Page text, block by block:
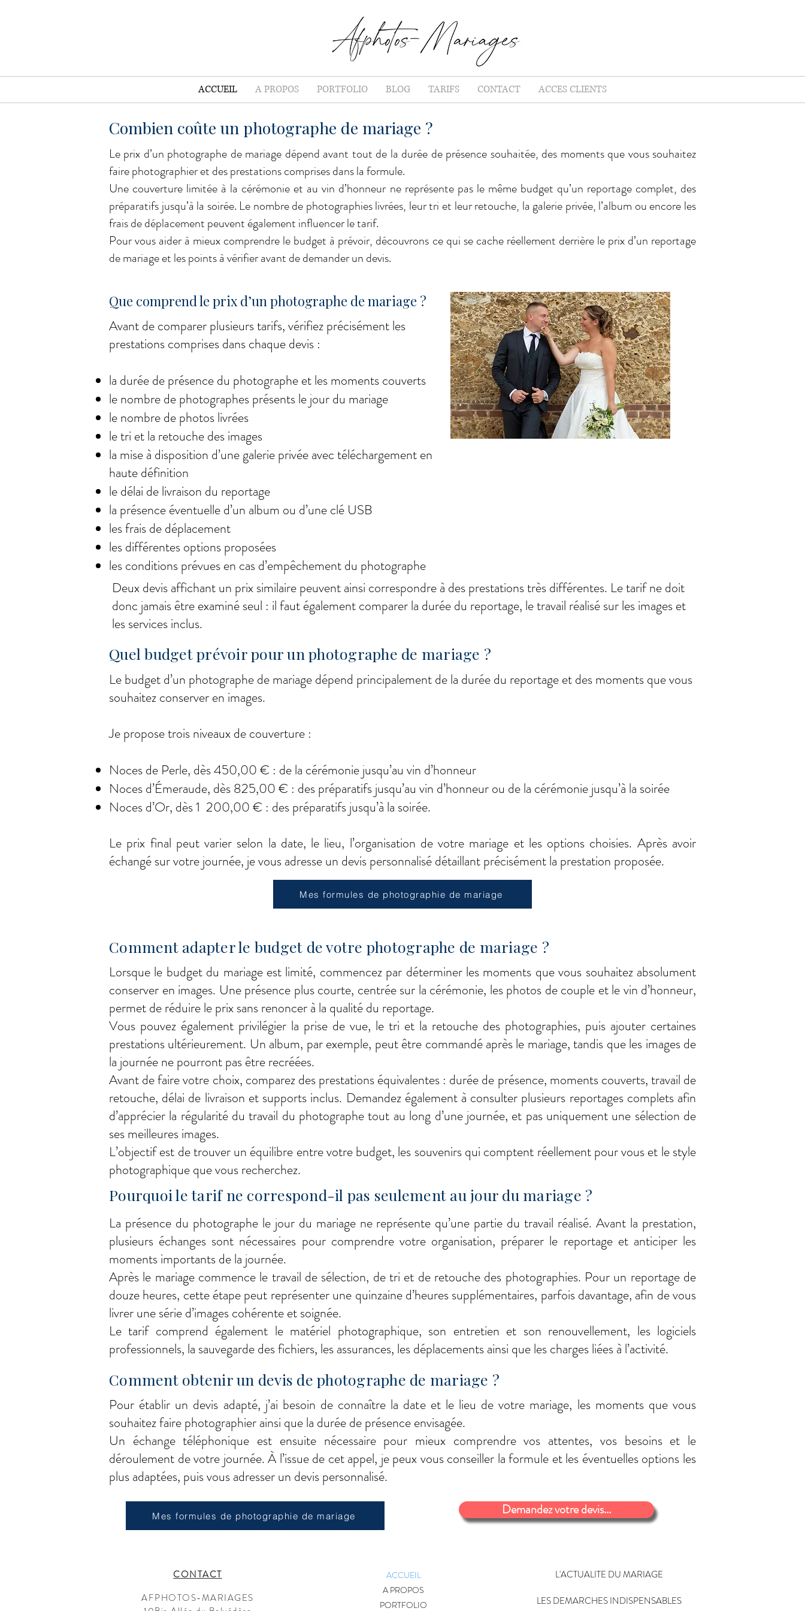
ACCUEIL A PROPOS PORTFOLIO BLOG TARIFS CONTACT ACCES CLIENTS
Combien coûte un photographe de mariage ?
Le prix d’un photographe de mariage dépend avant tout de la durée de présence souhaitée, des moments que vous souhaitez
faire photographier et des prestations comprises dans la formule.
Une couverture limitée à la cérémonie et au vin d’honneur ne représente pas le même budget qu’un reportage complet, des
préparatifs jusqu’à la soirée. Le nombre de photographies livrées, leur tri et leur retouche, la galerie privée, l’album ou encore les
frais de déplacement peuvent également influencer le tarif.
Pour vous aider à mieux comprendre le budget à prévoir, découvrons ce qui se cache réellement derrière le prix d’un reportage
de mariage et les points à vérifier avant de demander un devis.
Que comprend le prix d’un photographe de mariage ?
Avant de comparer plusieurs tarifs, vérifiez précisément les
prestations comprises dans chaque devis :
la durée de présence du photographe et les moments couverts
le nombre de photographes présents le jour du mariage
le nombre de photos livrées
le tri et la retouche des images
la mise à disposition d’une galerie privée avec téléchargement en
haute définition
le délai de livraison du reportage
la présence éventuelle d’un album ou d’une clé USB
les frais de déplacement
les différentes options proposées
les conditions prévues en cas d’empêchement du photographe
Deux devis affichant un prix similaire peuvent ainsi correspondre à des prestations très différentes. Le tarif ne doit
donc jamais être examiné seul : il faut également comparer la durée du reportage, le travail réalisé sur les images et
les services inclus.
Quel budget prévoir pour un photographe de mariage ?
Le budget d’un photographe de mariage dépend principalement de la durée du reportage et des moments que vous
souhaitez conserver en images.
Je propose trois niveaux de couverture :
Noces de Perle, dès 450,00 € : de la cérémonie jusqu’au vin d’honneur
Noces d’Émeraude, dès 825,00 € : des préparatifs jusqu’au vin d’honneur ou de la cérémonie jusqu’à la soirée
Noces d’Or, dès 1 200,00 € : des préparatifs jusqu’à la soirée.
Le prix final peut varier selon la date, le lieu, l’organisation de votre mariage et les options choisies. Après avoir
échangé sur votre journée, je vous adresse un devis personnalisé détaillant précisément la prestation proposée.
Mes formules de photographie de mariage
Comment adapter le budget de votre photographe de mariage ?
Lorsque le budget du mariage est limité, commencez par déterminer les moments que vous souhaitez absolument
conserver en images. Une présence plus courte, centrée sur la cérémonie, les photos de couple et le vin d’honneur,
permet de réduire le prix sans renoncer à la qualité du reportage.
Vous pouvez également privilégier la prise de vue, le tri et la retouche des photographies, puis ajouter certaines
prestations ultérieurement. Un album, par exemple, peut être commandé après le mariage, tandis que les images de
la journée ne pourront pas être recréées.
Avant de faire votre choix, comparez des prestations équivalentes : durée de présence, moments couverts, travail de
retouche, délai de livraison et supports inclus. Demandez également à consulter plusieurs reportages complets afin
d’apprécier la régularité du travail du photographe tout au long d’une journée, et pas uniquement une sélection de
ses meilleures images.
L’objectif est de trouver un équilibre entre votre budget, les souvenirs qui comptent réellement pour vous et le style
photographique que vous recherchez.
Pourquoi le tarif ne correspond-il pas seulement au jour du mariage ?
La présence du photographe le jour du mariage ne représente qu’une partie du travail réalisé. Avant la prestation,
plusieurs échanges sont nécessaires pour comprendre votre organisation, préparer le reportage et anticiper les
moments importants de la journée.
Après le mariage commence le travail de sélection, de tri et de retouche des photographies. Pour un reportage de
douze heures, cette étape peut représenter une quinzaine d’heures supplémentaires, parfois davantage, afin de vous
livrer une série d’images cohérente et soignée.
Le tarif comprend également le matériel photographique, son entretien et son renouvellement, les logiciels
professionnels, la sauvegarde des fichiers, les assurances, les déplacements ainsi que les charges liées à l’activité.
Comment obtenir un devis de photographe de mariage ?
Pour établir un devis adapté, j’ai besoin de connaître la date et le lieu de votre mariage, les moments que vous
souhaitez faire photographier ainsi que la durée de présence envisagée.
Un échange téléphonique est ensuite nécessaire pour mieux comprendre vos attentes, vos besoins et le
déroulement de votre journée. À l’issue de cet appel, je peux vous conseiller la formule et les éventuelles options les
plus adaptées, puis vous adresser un devis personnalisé.
Mes formules de photographie de mariage Demandez votre devis...
CONTACT
AFPHOTOS-MARIAGES
ACCUEIL
A PROPOS
PORTFOLIO
L'ACTUALITE DU MARIAGE
LES DEMARCHES INDISPENSABLES